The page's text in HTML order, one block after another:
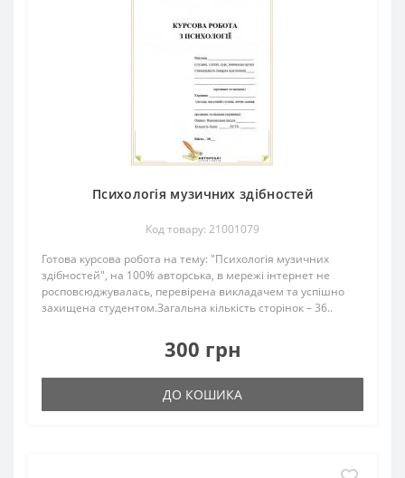
Психологія музичних здібностей
Код товару: 21001079
Готова курсова робота на тему: "Психологія музичних
здібностей", на 100% авторська, в мережі інтернет не
росповсюджувалась, перевірена викладачем та успішно
захищена студентом.Загальна кількість сторінок – 36..
300 грн
ДО КОШИКА